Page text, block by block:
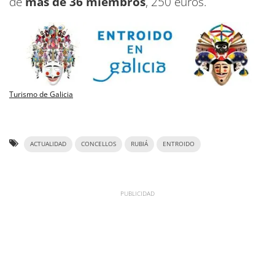
Turismo de Galicia
ACTUALIDAD CONCELLOS RUBIÁ ENTROIDO